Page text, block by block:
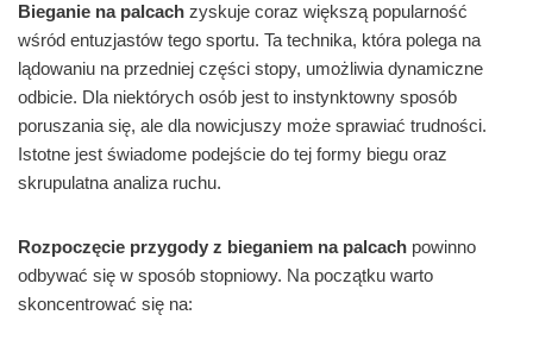
Bieganie na palcach zyskuje coraz większą popularność
wśród entuzjastów tego sportu. Ta technika, która polega na
lądowaniu na przedniej części stopy, umożliwia dynamiczne
odbicie. Dla niektórych osób jest to instynktowny sposób
poruszania się, ale dla nowicjuszy może sprawiać trudności.
Istotne jest świadome podejście do tej formy biegu oraz
skrupulatna analiza ruchu.
Rozpoczęcie przygody z bieganiem na palcach powinno
odbywać się w sposób stopniowy. Na początku warto
skoncentrować się na: